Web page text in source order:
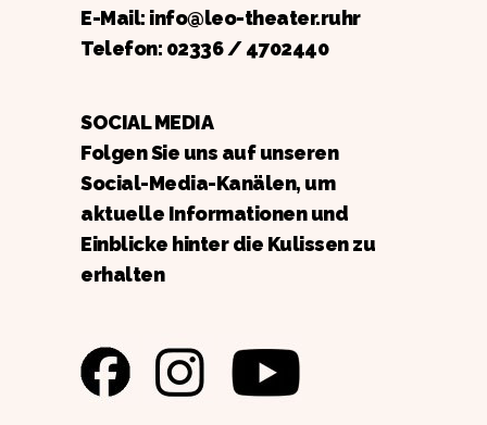
E-Mail: info@leo-theater.ruhr
Telefon: 02336 / 4702440
SOCIAL MEDIA
Folgen Sie uns auf unseren
Social-Media-Kanälen, um
aktuelle Informationen und
Einblicke hinter die Kulissen zu
erhalten